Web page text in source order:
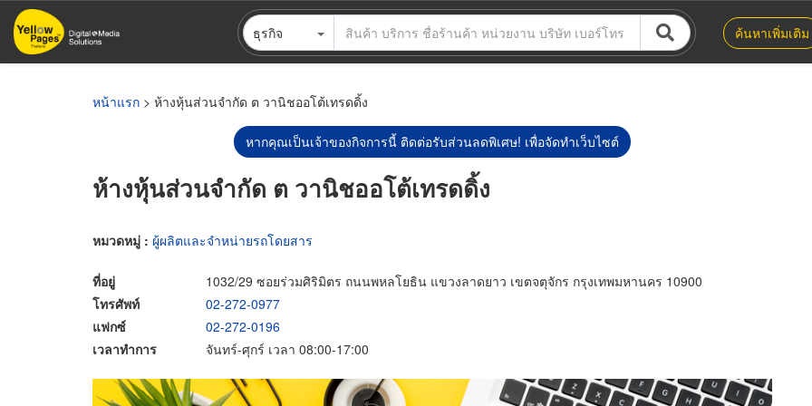
ข้าม
ไป
ธุรกิจ ค้นหาเพิ่มเติม
หน้าแรก > ห้างหุ้นส่วนจำกัด ต วานิชออโต้เทรดดิ้ง
หากคุณเป็นเจ้าของกิจการนี้ ติดต่อรับส่วนลดพิเศษ! เพื่อจัดทำเว็บไซต์
ห้างหุ้นส่วนจำกัด ต วานิชออโต้เทรดดิ้ง
หมวดหมู่ : ผู้ผลิตและจำหน่ายรถโดยสาร
ที่อยู่
1032/29 ซอยร่วมศิริมิตร ถนนพหลโยธิน แขวงลาดยาว เขตจตุจักร กรุงเทพมหานคร 10900
โทรศัพท์
02-272-0977
แฟกซ์
02-272-0196
เวลาทำการ
จันทร์-ศุกร์ เวลา 08:00-17:00